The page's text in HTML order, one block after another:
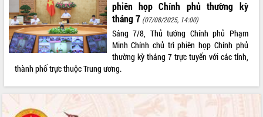
phiên họp Chính phủ thường kỳ
tháng 7 (07/08/2025, 14:00)
Sáng 7/8, Thủ tướng Chính phủ Phạm
Minh Chính chủ trì phiên họp Chính phủ
thường kỳ tháng 7 trực tuyến với các tỉnh,
thành phố trực thuộc Trung ương.